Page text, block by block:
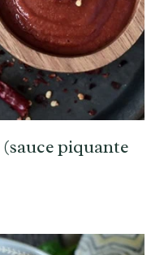
piquante